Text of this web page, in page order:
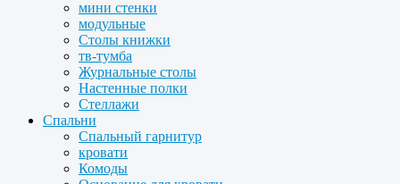
мини стенки
модульные
Столы книжки
тв-тумба
Журнальные столы
Настенные полки
Стеллажи
Спальни
Спальный гарнитур
кровати
Комоды